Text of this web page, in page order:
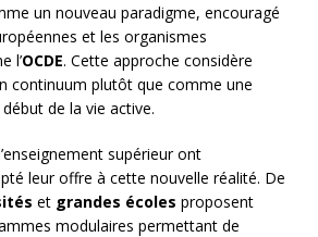
un nouveau paradigme, encouragé
et les organismes
l’OCDE. Cette approche considère
continuum plutôt que comme une
de la vie active.
supérieur ont
leur offre à cette nouvelle réalité. De
et grandes écoles proposent
modulaires permettant de